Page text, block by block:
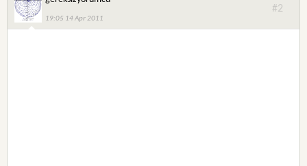
19:05 14 Apr 2011
#2